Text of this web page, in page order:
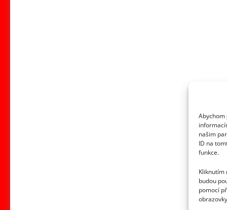
Abychom
našim
ID na
funkce.
Kliknutím
budou
pomocí